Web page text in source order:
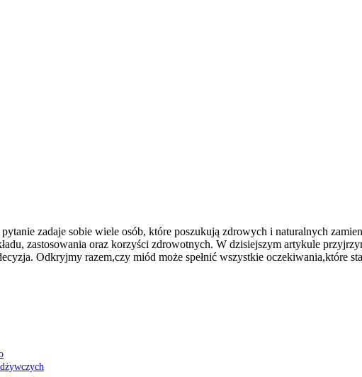
zadaje sobie wiele osób, które poszukują ​zdrowych i‍ naturalnych
zastosowania ​oraz korzyści​ zdrowotnych. W dzisiejszym artykule
Odkryjmy razem,czy miód może ⁣spełnić⁣ wszystkie oczekiwania,które